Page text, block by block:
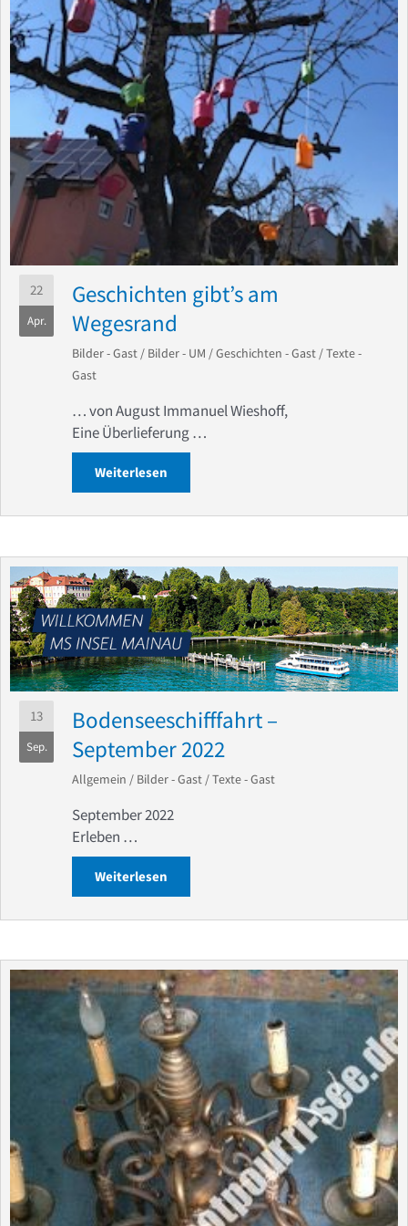
22
Apr.
Geschichten gibt’s am
Wegesrand
Bilder - Gast / Bilder - UM /Geschichten - Gast /Texte -
Gast
… von August Immanuel Wieshoff,
Eine Überlieferung …
Weiterlesen
13
Sep.
Bodenseeschifffahrt –
September 2022
Allgemein / Bilder - Gast /Texte - Gast
September 2022
Erleben …
Weiterlesen